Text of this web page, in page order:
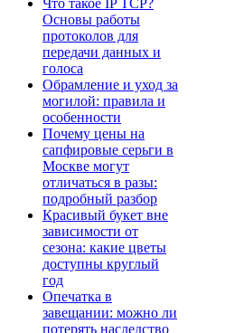
Что такое IP TCP?
Основы работы
протоколов для
передачи данных и
голоса
Обрамление и уход за
могилой: правила и
особенности
Почему цены на
сапфировые серьги в
Москве могут
отличаться в разы:
подробный разбор
Красивый букет вне
зависимости от
сезона: какие цветы
доступны круглый
год
Опечатка в
завещании: можно ли
потерять наследство